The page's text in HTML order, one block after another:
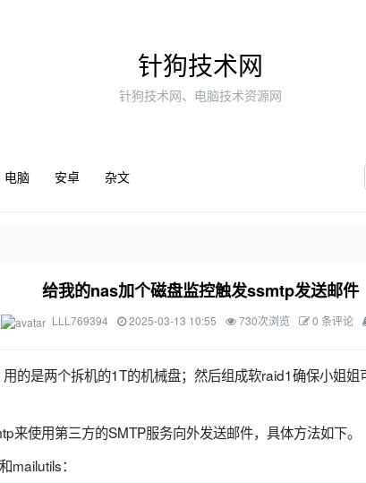
针狗技术网
针狗技术网、电脑技术资源网
电脑 安卓 杂文
给我的nas加个磁盘监控触发ssmtp发送邮件
LLL769394 2025-03-13 10:55 730次浏览 0 条评论
的是两个拆机的1T的机械盘；然后组成软raid1确保小姐
来使用第三方的SMTP服务向外发送邮件，具体方法如下。
mailutils：